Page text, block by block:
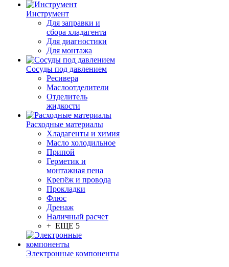
Инструмент
Для заправки и
сбора хладагента
Для диагностики
Для монтажа
Сосуды под давлением
Ресивера
Маслоотделители
Отделитель
жидкости
Расходные материалы
Хладагенты и химия
Масло холодильное
Припой
Герметик и
монтажная пена
Крепёж и провода
Прокладки
Флюс
Дренаж
Наличный расчет
+ ЕЩЕ 5
Электронные компоненты